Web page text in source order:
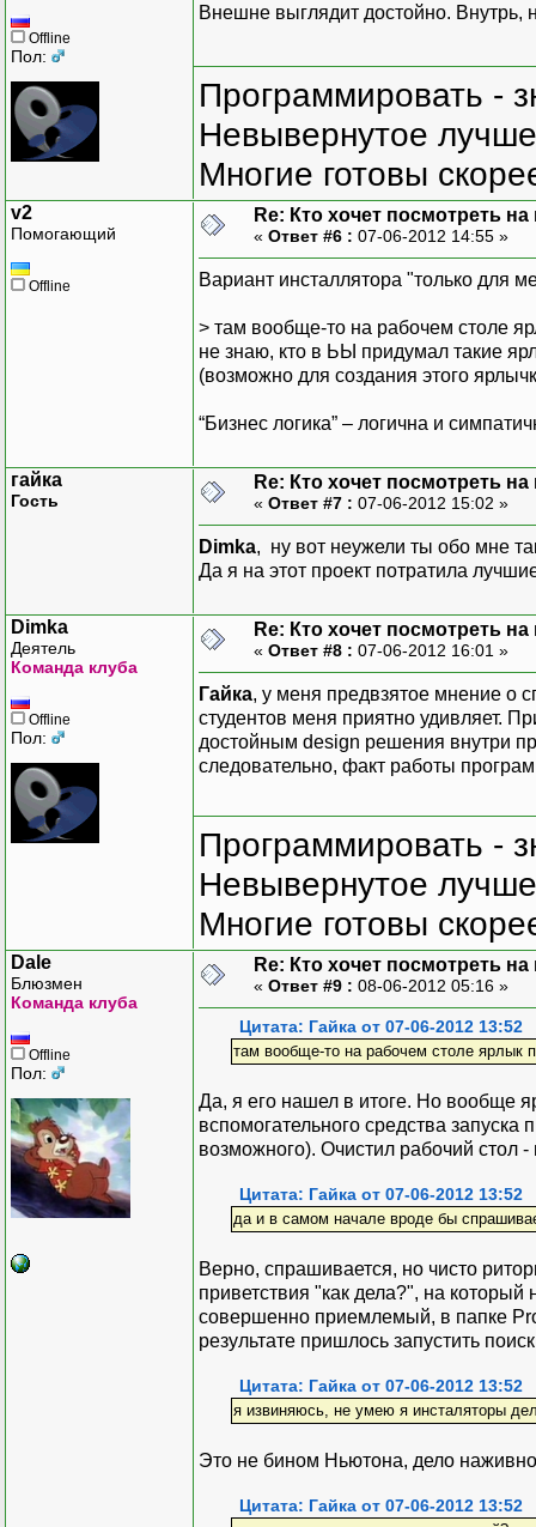
Версия Win32:
Версия сборки:
Версия Win32:
CodeBase: file:///C:/
**************
Для подключения
приложения или
Приложение также должно
отладкой.
</configuration>
При включенной отладке
пересылается отладчику
Offline
Пол:
Внешне выглядит достойно. Внутрь,
Программировать -
Невывернутое
Многие готовы
v2
Помогающий
Offline
Re: Кто хочет посмотреть
« Ответ #6 : 07-06-2012 14:55 »
Вариант инсталлятора "только для
> там вообще-то на рабочем столе
не знаю, кто в ЬЫ придумал такие
(возможно для создания этого
“Бизнес логика” – логична и
гайка
Гость
Re: Кто хочет посмотреть
« Ответ #7 : 07-06-2012 15:02 »
Dimka, ну вот неужели ты обо мне
Да я на этот проект потратила
Dimka
Деятель
Команда клуба
Offline
Пол:
Re: Кто хочет посмотреть
« Ответ #8 : 07-06-2012 16:01 »
Гайка, у меня предвзятое мнение о
студентов меня приятно удивляет.
достойным design решения внутри
следовательно, факт работы
Программировать -
Невывернутое
Многие готовы
Dale
Блюзмен
Команда клуба
Offline
Пол:
Re: Кто хочет посмотреть
« Ответ #9 : 08-06-2012 05:16 »
Цитата: Гайка от 07-06-2012 13:52
там вообще-то на рабочем столе ярлык
Да, я его нашел в итоге. Но вообще
вспомогательного средства
возможного). Очистил рабочий стол
Цитата: Гайка от 07-06-2012 13:52
да и в самом начале вроде бы
Верно, спрашивается, но чисто
приветствия "как дела?", на
совершенно приемлемый, в папке
результате пришлось запустить
Цитата: Гайка от 07-06-2012 13:52
я извиняюсь, не умею я инсталяторы
Это не бином Ньютона, дело
Цитата: Гайка от 07-06-2012 13:52